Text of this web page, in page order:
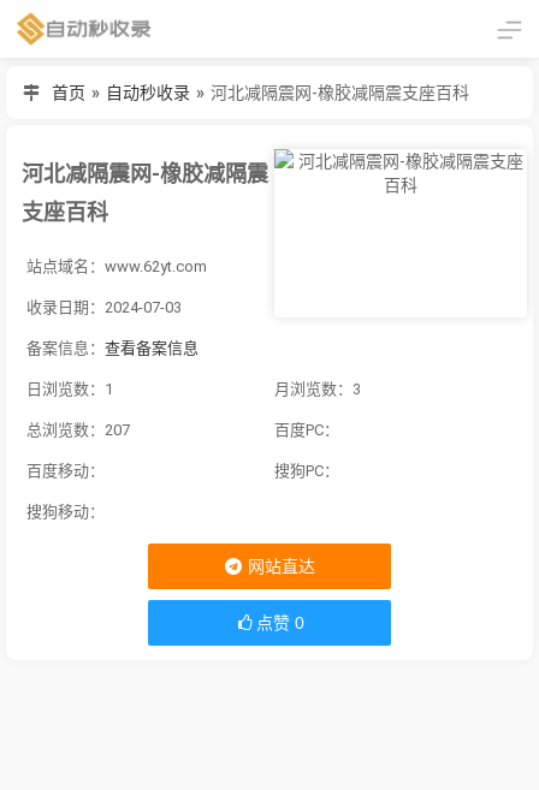
首页 » 自动秒收录 » 河北减隔震网-橡胶减隔震支座百科
河北减隔震网-橡胶减隔震
支座百科
站点域名：www.62yt.com
收录日期：2024-07-03
备案信息： 查看备案信息
日浏览数：1 月浏览数：3
总浏览数：207 百度PC：
百度移动： 搜狗PC：
搜狗移动：
网站直达
点赞 0